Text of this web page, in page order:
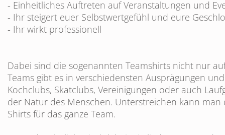
- Einheitliches Auftreten auf Veranstaltungen und
- Ihr steigert euer Selbstwertgefühl und eure
- Ihr wirkt professionell
Dabei sind die sogenannten Teamshirts nicht nur
Teams gibt es in verschiedensten Ausprägungen
Kochclubs, Skatclubs, Vereinigungen oder auch
der Natur des Menschen. Unterstreichen kann
Shirts für das ganze Team.